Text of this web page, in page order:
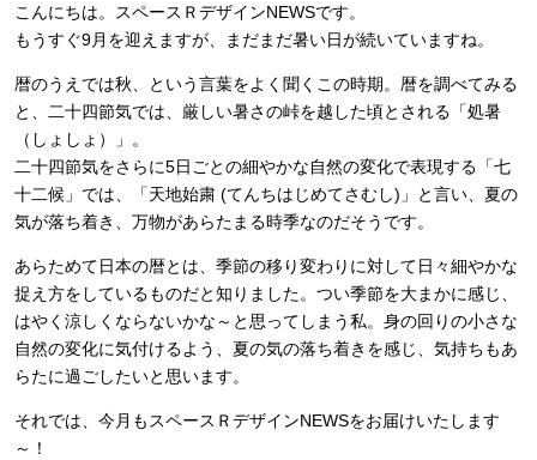
こんにちは。スペースＲデザインNEWSです。
もうすぐ9月を迎えますが、まだまだ暑い日が続いていますね。
暦のうえでは秋、という言葉をよく聞くこの時期。暦を調べてみる
と、二十四節気では、厳しい暑さの峠を越した頃とされる「処暑
（しょしょ）」。
二十四節気をさらに5日ごとの細やかな自然の変化で表現する「七
十二候」では、「天地始粛 (てんちはじめてさむし)」と言い、夏の
気が落ち着き、万物があらたまる時季なのだそうです。
あらためて日本の暦とは、季節の移り変わりに対して日々細やかな
捉え方をしているものだと知りました。つい季節を大まかに感じ、
はやく涼しくならないかな～と思ってしまう私。身の回りの小さな
自然の変化に気付けるよう、夏の気の落ち着きを感じ、気持ちもあ
らたに過ごしたいと思います。
それでは、今月もスペースＲデザインNEWSをお届けいたします
～！